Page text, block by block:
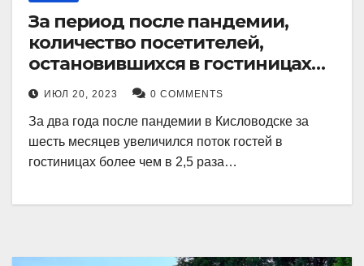
За период после пандемии,
количество посетителей,
остановившихся в гостиницах
Кисловодска, выросло в 2,5 раза.
ИЮЛ 20, 2023 0 COMMENTS
За два года после пандемии в Кисловодске за
шесть месяцев увеличился поток гостей в
гостиницах более чем в 2,5 раза…